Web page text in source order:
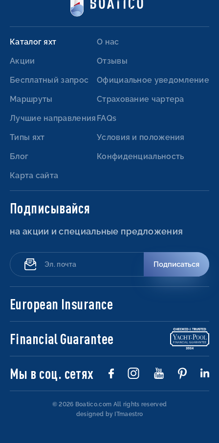
Каталог яхт
Акции
Бесплатный запрос
Маршруты
Лучшие направления
Типы яхт
Блог
Карта сайта
О нас
Отзывы
Официальное уведомление
Страхование чартера
FAQs
Условия и положения
Конфиденциальность
Подписывайся
на акции и специальные предложения
Подписаться
European Insurance
Financial Guarantee
Мы в соц. сетях
© 2026 Boatico.com All rights reserved
designed by ITmaestro